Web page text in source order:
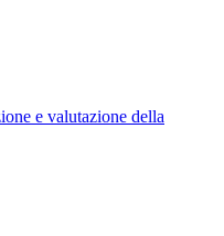
e valutazione della